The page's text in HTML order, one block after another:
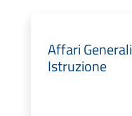
Affari
Istruzione